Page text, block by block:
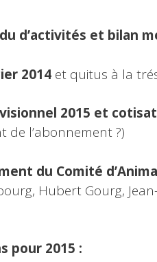
d’activités et bilan
2014 et quitus à la
2015 et
de l’abonnement ?)
du Comité
Hubert Gourg,
pour 2015 :